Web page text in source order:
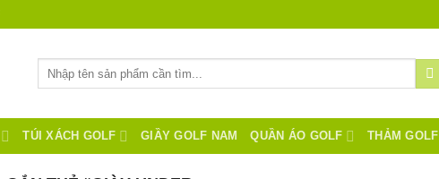
kiếm:
TÚI XÁCH GOLF GIẦY GOLF NAM QUẦN ÁO GOLF THẢM GOLF